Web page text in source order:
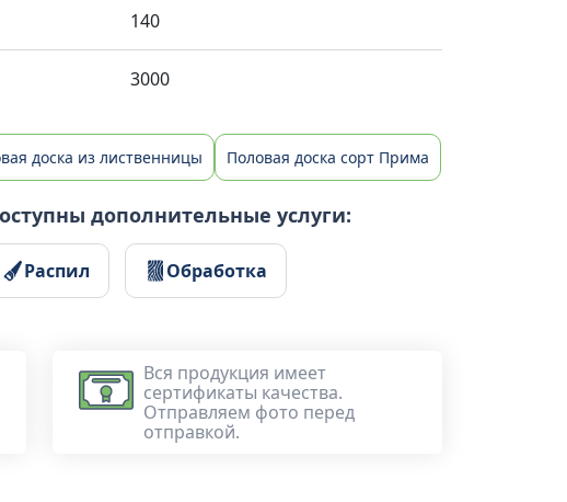
140
3000
доска из лиственницы Половая доска сорт Прима
дополнительные услуги:
Распил Обработка
Вся продукция имеет
сертификаты качества.
Отправляем фото перед
отправкой.